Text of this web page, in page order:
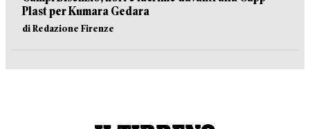
Plast per Kumara Gedara
di Redazione Firenze